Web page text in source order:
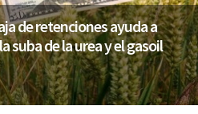
de retenciones ayuda a
suba de la urea y el gasoil